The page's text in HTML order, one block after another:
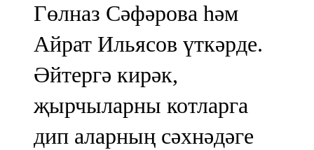
Гөлназ Сәфәрова һәм
Айрат Ильясов үткәрде.
Әйтергә кирәк,
җырчыларны котларга
дип аларның сәхнәдәге